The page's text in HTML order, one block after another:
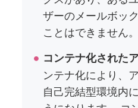
ザーのメールボッ
ことはできません。
コンテナ化された
ンテナ化により、
自己完結型環境内